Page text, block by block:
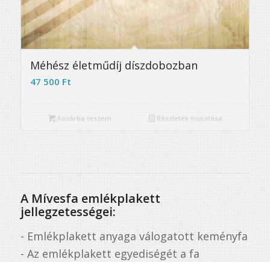
Méhész életműdíj díszdobozban
47 500 Ft
Kosárba teszem Részletek mutatása
A Mívesfa emlékplakett
jellegzetességei:
- Emlékplakett anyaga válogatott keményfa
- Az emlékplakett egyediségét a fa